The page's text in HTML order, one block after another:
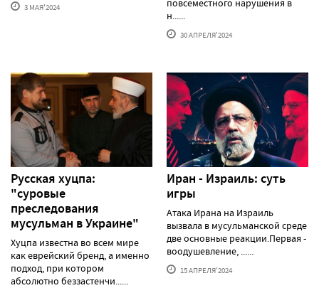
3 МАЯ'2024
повсеместного нарушения в
н......
30 АПРЕЛЯ'2024
Русская хуцпа:
"суровые
преследования
мусульман в Украине"
Хуцпа известна во всем мире
как еврейский бренд, а именно
подход, при котором
абсолютно беззастенчи......
Иран - Израиль: суть
игры
Атака Ирана на Израиль
вызвала в мусульманской среде
две основные реакции.Первая -
воодушевление, ......
15 АПРЕЛЯ'2024